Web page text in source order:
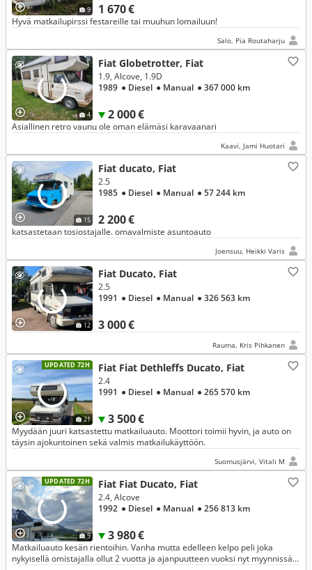
9 1 670 €
Hyvä matkailupirssi festareille tai muuhun lomailuun!
Salo, Pia Routaharju
4
Fiat Globetrotter, Fiat
2 000 €
1.9, Alcove, 1.9D
1989 ● Diesel ● Manual ● 367 000 km
Asiallinen retro vaunu ole oman elämäsi karavaanari
Kaavi, Jami Huotari
15
Fiat ducato, Fiat
2 200 €
2.5
1985 ● Diesel ● Manual ● 57 244 km
katsastetaan tosiostajalle. omavalmiste asuntoauto
Joensuu, Heikki Varis
12
Fiat Ducato, Fiat
3 000 €
2.5
1991 ● Diesel ● Manual ● 326 563 km
Rauma, Kris Pihkanen
UPDATED 72H
21
Fiat Fiat Dethleffs Ducato, Fiat
3 500 €
2.4
1991 ● Diesel ● Manual ● 265 570 km
Myydään juuri katsastettu matkailuauto. Moottori toimii hyvin, ja auto on
täysin ajokuntoinen sekä valmis matkailukäyttöön.
Suomusjärvi, Vitali M
UPDATED 72H
9
Fiat Fiat Ducato, Fiat
3 980 €
2.4, Alcove
1992 ● Diesel ● Manual ● 256 813 km
Matkailuauto kesän rientoihin. Vanha mutta edelleen kelpo peli joka
nykyisellä omistajalla ollut 2 vuotta ja ajanpuutteen vuoksi nyt myynnissä.